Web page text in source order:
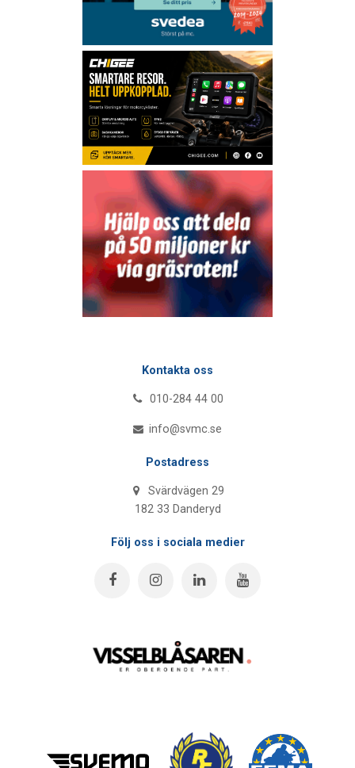
Kontakta oss
010-284 44 00
info@svmc.se
Postadress
Svärdvägen 29
182 33 Danderyd
Följ oss i sociala medier